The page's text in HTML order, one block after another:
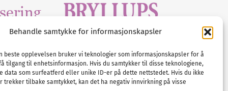
Behandle samtykke for informasjonskapsler
beste opplevelsen bruker vi teknologier som informasjonskapsler for å
tilgang til enhetsinformasjon. Hvis du samtykker til disse teknologiene,
data som surfeatferd eller unike ID-er på dette nettstedet. Hvis du ikke
trekker tilbake samtykket, kan det ha negativ innvirkning på visse
E-post :info@nordicbridalmedia.com
Bryllupsmagasinet Norge
© All rights reserved.
VAT: NO911740648